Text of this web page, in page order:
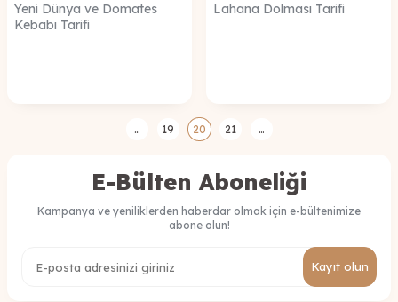
Yeni Dünya ve Domates
Kebabı Tarifi
Lahana Dolması Tarifi
… 19 20 21 …
E-Bülten Aboneliği
Kampanya ve yeniliklerden haberdar olmak için e-bültenimize
abone olun!
Kayıt olun